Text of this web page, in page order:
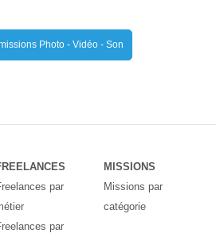
Photo - Vidéo - Son
par
par
MISSIONS
Missions par
catégorie